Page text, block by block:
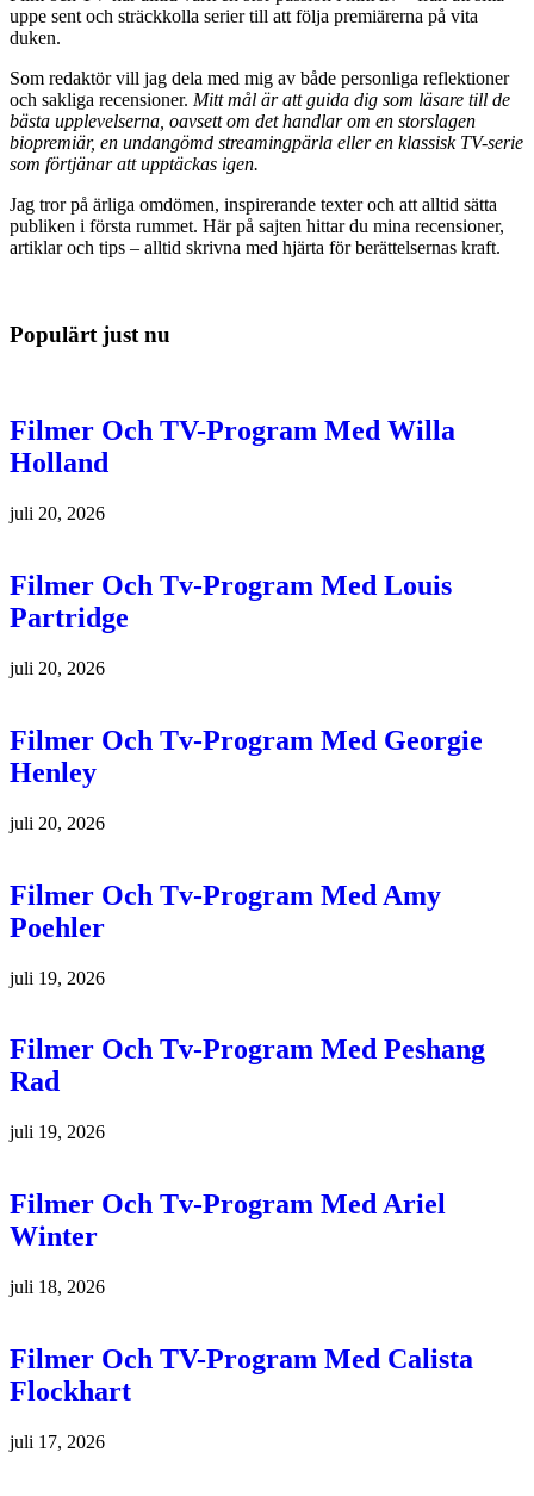
uppe sent och sträckkolla serier till att följa premiärerna på vita
duken.
Som redaktör vill jag dela med mig av både personliga reflektioner
och sakliga recensioner. Mitt mål är att guida dig som läsare till de
bästa upplevelserna, oavsett om det handlar om en storslagen
biopremiär, en undangömd streamingpärla eller en klassisk TV-serie
som förtjänar att upptäckas igen.
Jag tror på ärliga omdömen, inspirerande texter och att alltid sätta
publiken i första rummet. Här på sajten hittar du mina recensioner,
artiklar och tips – alltid skrivna med hjärta för berättelsernas kraft.
Populärt just nu
Filmer Och TV-Program Med Willa
Holland
juli 20, 2026
Filmer Och Tv-Program Med Louis
Partridge
juli 20, 2026
Filmer Och Tv-Program Med Georgie
Henley
juli 20, 2026
Filmer Och Tv-Program Med Amy
Poehler
juli 19, 2026
Filmer Och Tv-Program Med Peshang
Rad
juli 19, 2026
Filmer Och Tv-Program Med Ariel
Winter
juli 18, 2026
Filmer Och TV-Program Med Calista
Flockhart
juli 17, 2026